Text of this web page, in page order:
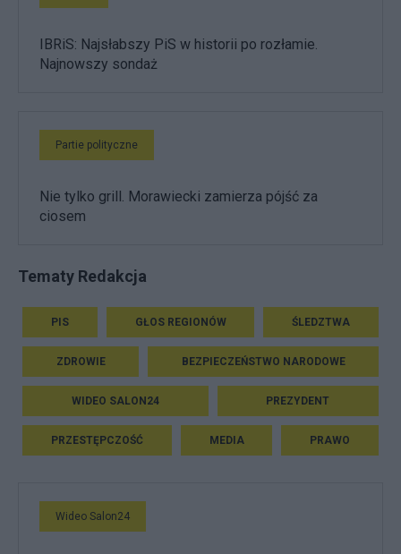
IBRiS: Najsłabszy PiS w historii po rozłamie.
Najnowszy sondaż
Partie polityczne
Nie tylko grill. Morawiecki zamierza pójść za
ciosem
Tematy Redakcja
PIS GŁOS REGIONÓW ŚLEDZTWA
ZDROWIE BEZPIECZEŃSTWO NARODOWE
WIDEO SALON24 PREZYDENT
PRZESTĘPCZOŚĆ MEDIA PRAWO
Wideo Salon24